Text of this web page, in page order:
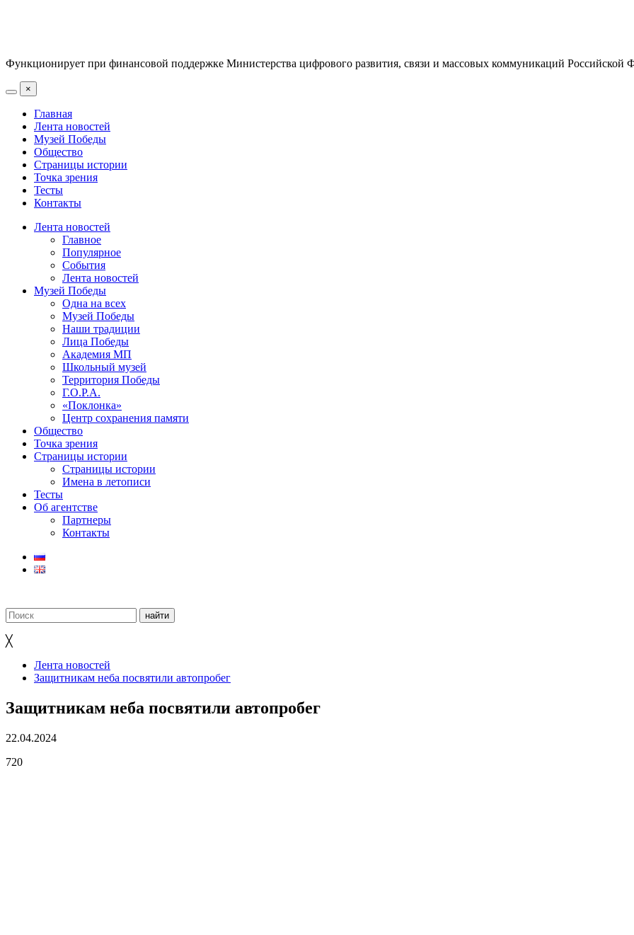
Функционирует при финансовой поддержке Министерства цифрового развития, связи и массовых коммуникаций Российской
×
Главная
Лента новостей
Музей Победы
Общество
Страницы истории
Точка зрения
Тесты
Контакты
Лента новостей
Главное
Популярное
События
Лента новостей
Музей Победы
Одна на всех
Музей Победы
Наши традиции
Лица Победы
Академия МП
Школьный музей
Территория Победы
Г.О.Р.А.
«Поклонка»
Центр сохранения памяти
Общество
Точка зрения
Страницы истории
Страницы истории
Имена в летописи
Тесты
Об агентстве
Партнеры
Контакты
╳
Лента новостей
Защитникам неба посвятили автопробег
Защитникам неба посвятили автопробег
22.04.2024
720